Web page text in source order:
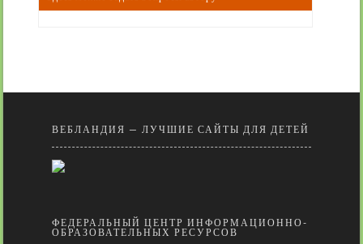
ВЕБЛАНДИЯ — ЛУЧШИЕ САЙТЫ ДЛЯ ДЕТЕЙ
ФЕДЕРАЛЬНЫЙ ЦЕНТР ИНФОРМАЦИОННО-
ОБРАЗОВАТЕЛЬНЫХ РЕСУРСОВ